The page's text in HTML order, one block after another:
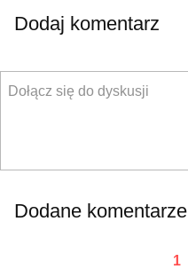
Dodaj komentarz
Dodane komentarze
1